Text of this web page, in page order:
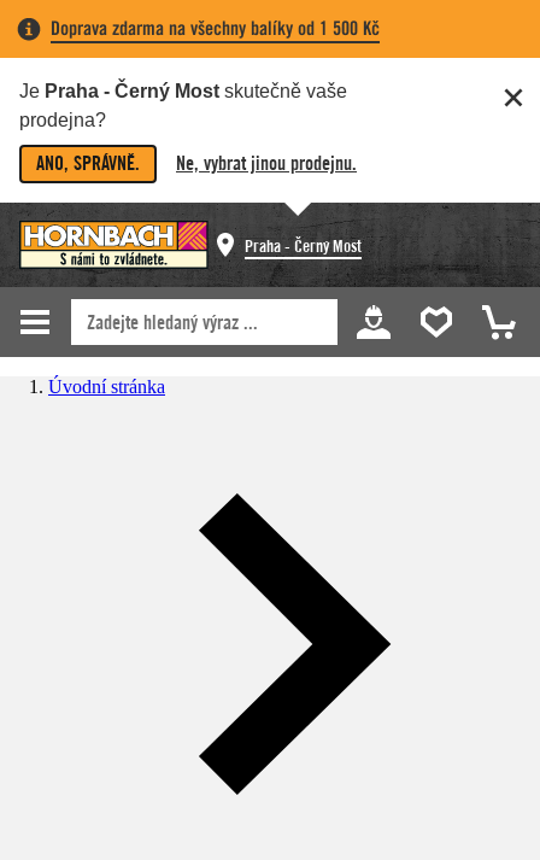
Doprava zdarma na všechny balíky od 1 500 Kč
Je Praha - Černý Most skutečně vaše
prodejna?
ANO, SPRÁVNĚ. Ne, vybrat jinou prodejnu.
Praha - Černý Most
Úvodní stránka